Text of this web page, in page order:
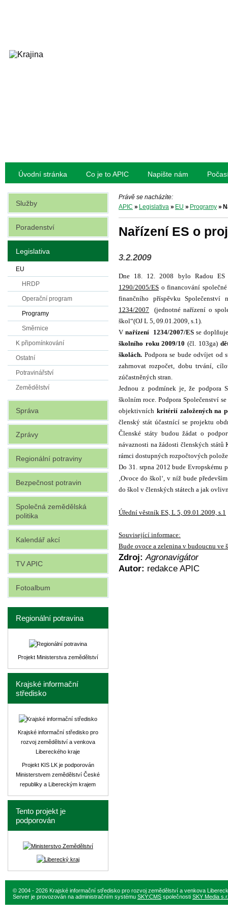
Úvodní stránka Co je to APIC Napište nám
Právě se nacházíte:
APIC » Legislativa » EU » Programy »
Nařízení ES o
3.2.2009
Dne 18. 12. 2008 bylo Radou
1290/2005/ES o financování
finančního příspěvku
1234/2007
(jednotné nařízení o
škol“(OJ L 5, 09.01.2009, s.1).
V nařízení 1234/2007/ESse
školního roku 2009/10 (čl. 103ga) dě
školách. Podpora se bude odvíjet od
zahrnovat rozpočet, dobu trvání,
zúčastněných stran.
Jednou z podmínek je, že podpora
školním roce. Podpora Společenství
objektivních kritérií založených na
členský stát účastnící se projektu
Členské státy budou žádat o
návaznosti na žádosti členských
rámci dostupných rozpočtových
Do 31. srpna 2012 bude Evropskému
‚Ovoce do škol‘, v níž bude
do škol v členských státech a jak
Úřední věstník ES, L 5, 09.01.2009, s.1
Související informace:
Bude ovoce a zelenina v budoucnu ve
Zdroj: Agronavigátor
Autor: redakce APIC
Služby
Poradenství
Legislativa
EU
HRDP
Operační program
Programy
Směrnice
K připomínkování
Ostatní
Potravinářství
Zemědělství
Správa
Zprávy
Regionální potraviny
Bezpečnost potravin
Společná zemědělská
politika
Kalendář akcí
TV APIC
Fotoalbum
Regionální potravina
Projekt Ministerstva zemědělství
Krajské informační
středisko
Krajské informační středisko pro
rozvoj zemědělství a venkova
Libereckého kraje
Projekt KIS LK je podporován
Ministerstvem zemědělství České
republiky a Libereckým krajem
Tento projekt je
podporován
© 2004 - 2026 Krajské informační středisko pro rozvoj zemědělství a venkova
Server je provozován na administračním systému SKY:CMS společnosti SKY Media